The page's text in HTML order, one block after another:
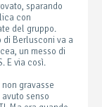
sparando
con
del gruppo.
di Berlusconi va a
un messo di
E via così.
gravasse
senso